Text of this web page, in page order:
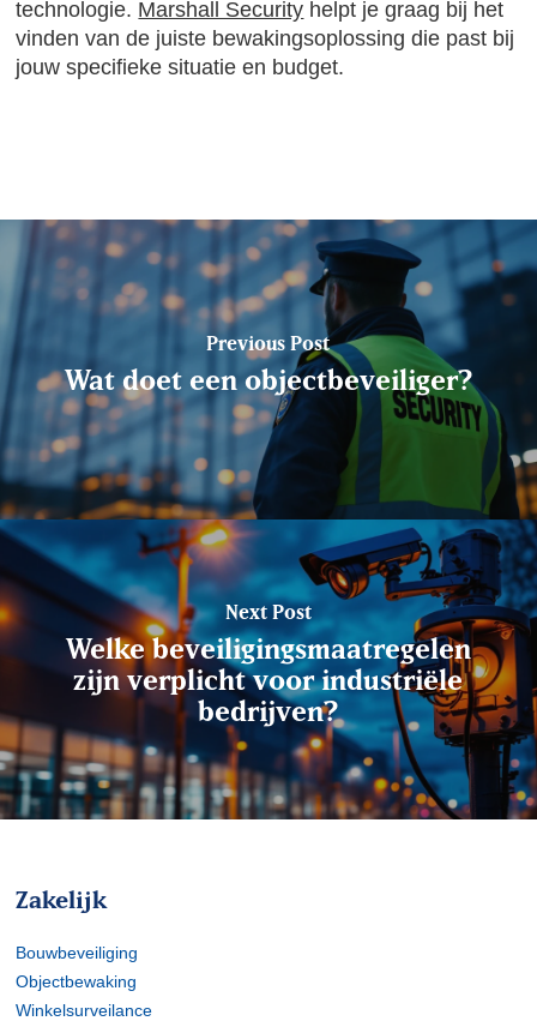
technologie. Marshall Security helpt je graag bij het
vinden van de juiste bewakingsoplossing die past bij
jouw specifieke situatie en budget.
Previous Post
Wat doet een objectbeveiliger?
Next Post
Welke beveiligingsmaatregelen
zijn verplicht voor industriële
bedrijven?
Zakelijk
Bouwbeveiliging
Objectbewaking
Winkelsurveilance